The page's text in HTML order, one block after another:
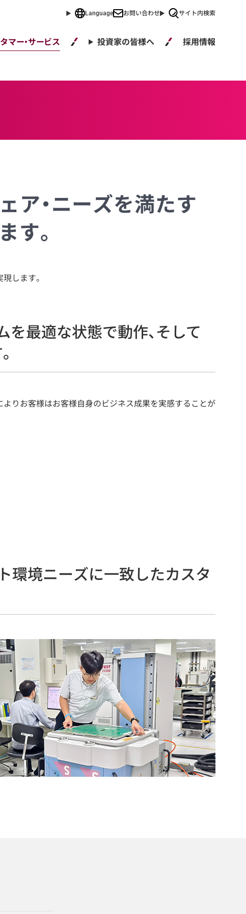
Language お問い合わせ サイト内検索
マー・サービス 投資家の皆様へ 採用情報
ア・ニーズを満たす
す。
します。
最適な状態で動作、そして
よりお客様はお客様自身のビジネス成果を実感することが
環境ニーズに一致したカスタ